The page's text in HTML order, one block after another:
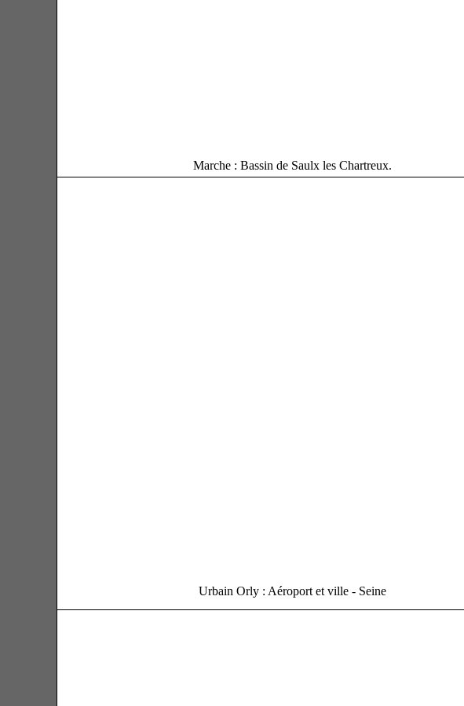
Marche : Bassin de Saulx les Chartreux.
Urbain Orly : Aéroport et ville - Seine